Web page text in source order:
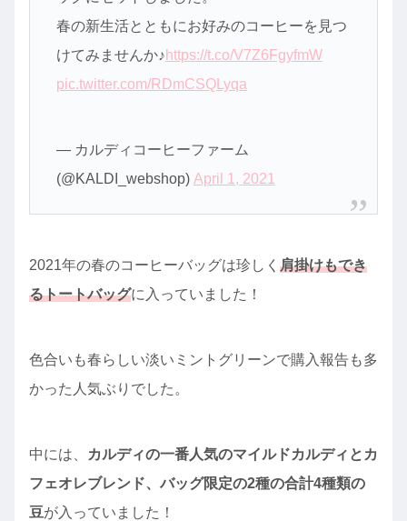
春の新生活とともにお好みのコーヒーを見つ
けてみませんか♪ https://t.co/V7Z6FgyfmW
pic.twitter.com/RDmCSQLyqa
— カルディコーヒーファーム
(@KALDI_webshop) April 1, 2021
2021年の春のコーヒーバッグは珍しく 肩掛けもでき
るトートバッグに入っていました！
色合いも春らしい淡いミントグリーンで購入報告も多
かった人気ぶりでした。
中には、
カルディの一番人気のマイルドカルディとカ
フェオレブレンド、バッグ限定の2種の合計4種類の
豆が入っていました！